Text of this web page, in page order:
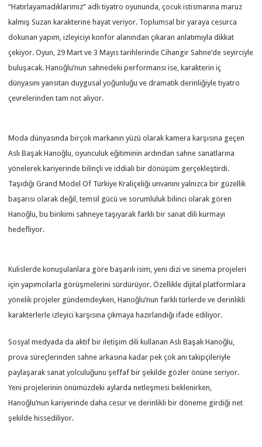
“Hatırlayamadıklarımız” adlı tiyatro oyununda, çocuk istismarına maruz
kalmış Suzan karakterine hayat veriyor. Toplumsal bir yaraya cesurca
dokunan yapım, izleyiciyi konfor alanından çıkaran anlatımıyla dikkat
çekiyor. Oyun, 29 Mart ve 3 Mayıs tarihlerinde Cihangir Sahne’de seyirciyle
buluşacak. Hanoğlu’nun sahnedeki performansı ise, karakterin iç
dünyasını yansıtan duygusal yoğunluğu ve dramatik derinliğiyle tiyatro
çevrelerinden tam not alıyor.
Moda dünyasında birçok markanın yüzü olarak kamera karşısına geçen
Aslı Başak Hanoğlu, oyunculuk eğitiminin ardından sahne sanatlarına
yönelerek kariyerinde bilinçli ve iddialı bir dönüşüm gerçekleştirdi.
Taşıdığı Grand Model Of Türkiye Kraliçeliği unvanını yalnızca bir güzellik
başarısı olarak değil, temsil gücü ve sorumluluk bilinci olarak gören
Hanoğlu, bu birikimi sahneye taşıyarak farklı bir sanat dili kurmayı
hedefliyor.
Kulislerde konuşulanlara göre başarılı isim, yeni dizi ve sinema projeleri
için yapımcılarla görüşmelerini sürdürüyor. Özellikle dijital platformlara
yönelik projeler gündemdeyken, Hanoğlu’nun farklı türlerde ve derinlikli
karakterlerle izleyici karşısına çıkmaya hazırlandığı ifade ediliyor.
Sosyal medyada da aktif bir iletişim dili kullanan Aslı Başak Hanoğlu,
prova süreçlerinden sahne arkasına kadar pek çok anı takipçileriyle
paylaşarak sanat yolculuğunu şeffaf bir şekilde gözler önüne seriyor.
Yeni projelerinin önümüzdeki aylarda netleşmesi beklenirken,
Hanoğlu’nun kariyerinde daha cesur ve derinlikli bir döneme girdiği net
şekilde hissediliyor.